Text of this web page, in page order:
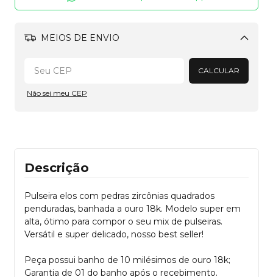
MEIOS DE ENVIO
Alterar CEP
CALCULAR
Não sei meu CEP
Descrição
Pulseira elos com pedras zircônias quadrados
penduradas, banhada a ouro 18k. Modelo super em
alta, ótimo para compor o seu mix de pulseiras.
Versátil e super delicado, nosso best seller!
Peça possui banho de 10 milésimos de ouro 18k;
Garantia de 01 do banho após o recebimento.